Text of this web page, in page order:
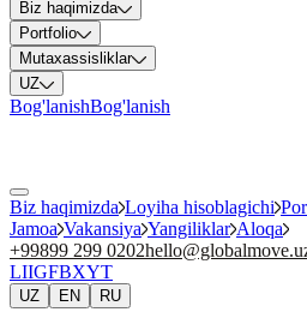
Biz haqimizda
Portfolio
Mutaxassisliklar
UZ
Bog'lanishBog'lanish
Biz haqimizda Loyiha hisoblagichi
Jamoa Vakansiya Yangiliklar Aloqa
+99899 299 0202
LIIGFBXYT
UZ EN RU